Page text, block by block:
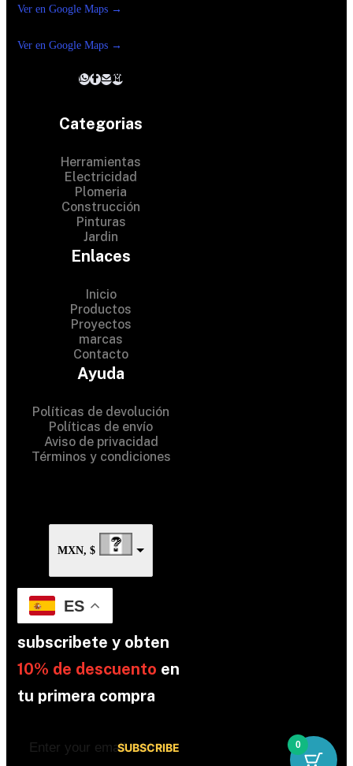
Ver en Google Maps →
Ver en Google Maps →
Categorias
Herramientas
Electricidad
Plomeria
Construcción
Pinturas
Jardin
Enlaces
Inicio
Productos
Proyectos
marcas
Contacto
Ayuda
Políticas de devolución
Políticas de envío
Aviso de privacidad
Términos y condiciones
MXN, $
ES
subscribete y obten
10% de descuento en
tu primera compra
0